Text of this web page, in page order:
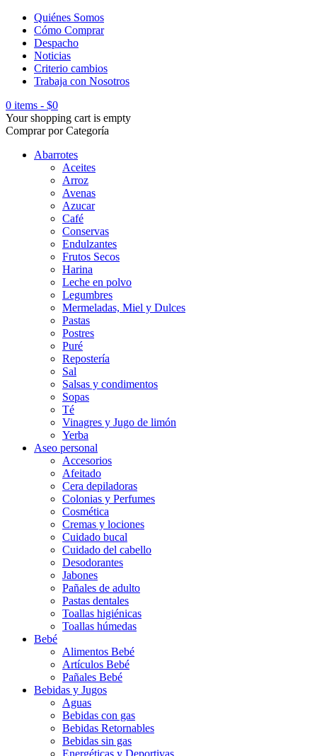
Quiénes Somos
Cómo Comprar
Despacho
Noticias
Criterio cambios
Trabaja con Nosotros
0 items - $0
Your shopping cart is empty
Comprar por Categoría
Abarrotes
Aceites
Arroz
Avenas
Azucar
Café
Conservas
Endulzantes
Frutos Secos
Harina
Leche en polvo
Legumbres
Mermeladas, Miel y Dulces
Pastas
Postres
Puré
Repostería
Sal
Salsas y condimentos
Sopas
Té
Vinagres y Jugo de limón
Yerba
Aseo personal
Accesorios
Afeitado
Cera depiladoras
Colonias y Perfumes
Cosmética
Cremas y lociones
Cuidado bucal
Cuidado del cabello
Desodorantes
Jabones
Pañales de adulto
Pastas dentales
Toallas higiénicas
Toallas húmedas
Bebé
Alimentos Bebé
Artículos Bebé
Pañales Bebé
Bebidas y Jugos
Aguas
Bebidas con gas
Bebidas Retornables
Bebidas sin gas
Energéticas y Deportivas